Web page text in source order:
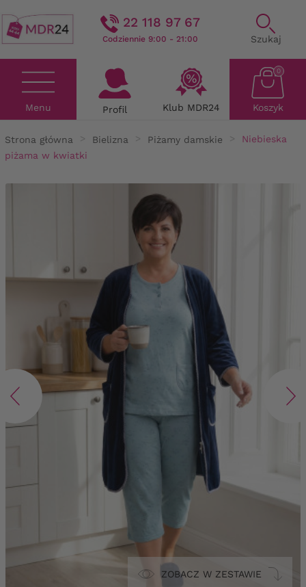
22 118 97 67
Codziennie 9:00 - 21:00 Szukaj
Menu Profil Klub MDR24 Koszyk
0
Strona główna Bielizna Piżamy damskie
Niebieska
piżama w kwiatki
ZOBACZ W ZESTAWIE